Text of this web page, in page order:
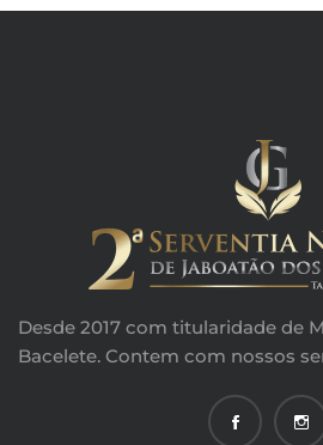
Desde 2017 com titularidade de
Bacelete. Contem com nossos